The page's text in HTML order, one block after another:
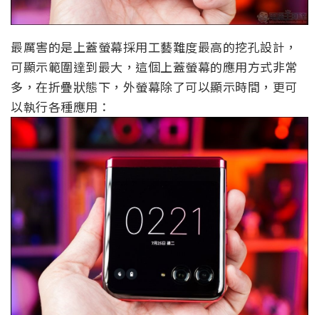
最厲害的是上蓋螢幕採用工藝難度最高的挖孔設計，
可顯示範圍達到最大，這個上蓋螢幕的應用方式非常
多，在折疊狀態下，外螢幕除了可以顯示時間，更可
以執行各種應用：